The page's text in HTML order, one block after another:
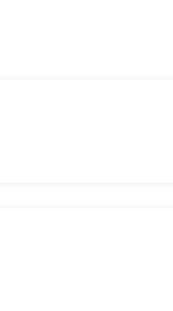
sans complications.
du marché.
des plateformes et des dApps.